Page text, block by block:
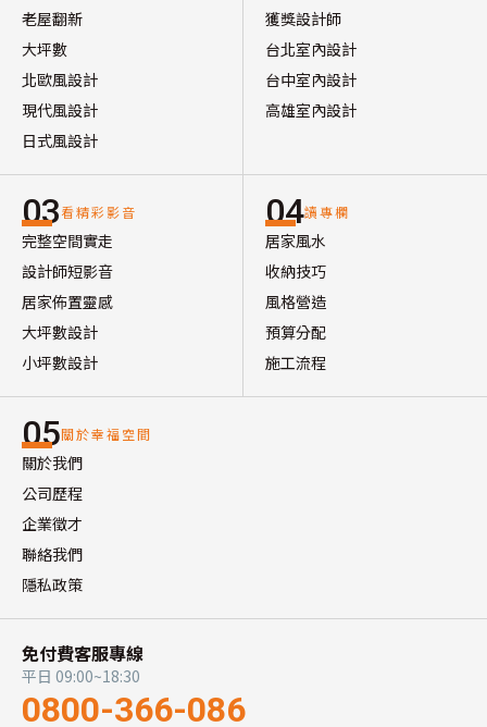
老屋翻新
大坪數
北歐風設計
現代風設計
日式風設計
獲獎設計師
台北室內設計
台中室內設計
高雄室內設計
03看精彩影音
完整空間實走
設計師短影音
居家佈置靈感
大坪數設計
小坪數設計
04讀專欄
居家風水
收納技巧
風格營造
預算分配
施工流程
05關於幸福空間
關於我們
公司歷程
企業徵才
聯絡我們
隱私政策
免付費客服專線
平日 09:00~18:30
0800-366-086